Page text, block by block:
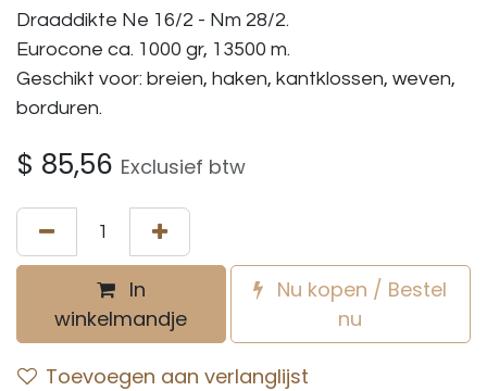
Draaddikte Ne 16/2 - Nm 28/2.
Eurocone ca. 1000 gr, 13500 m.
Geschikt voor: breien, haken, kantklossen, weven,
borduren.
$ 85,56 Exclusief btw
In
winkelmandje
Nu kopen / Bestel
nu
Toevoegen aan verlanglijst